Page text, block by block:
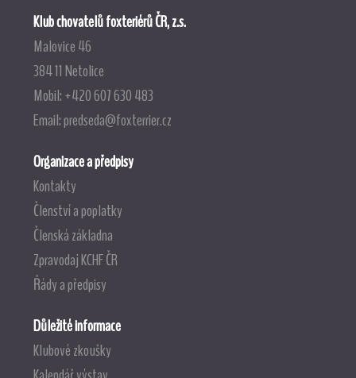
Klub chovatelů foxteriérů ČR, z.s.
Malovice 46
384 11 Netolice
Mobil: +420 607 630 483
Email:predseda@foxterrier.cz
Organizace a předpisy
Kontakty
Členství a poplatky
Členská základna
Zpravodaj KCHF ČR
Řády a předpisy
Důležité informace
Klubové zkoušky